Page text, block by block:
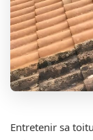
Entretenir sa